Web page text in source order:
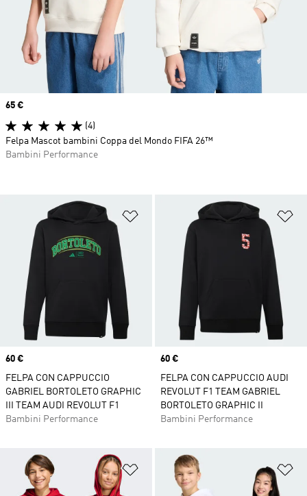
Aggiungi alla lista dei desideri
Price
60 €
FELPA CON CAPPUCCIO
GABRIEL BORTOLETO GRAPHIC
III TEAM AUDI REVOLUT F1
Bambini Performance
Price
60 €
FELPA CON CAPPUCCIO AUDI
REVOLUT F1 TEAM GABRIEL
BORTOLETO GRAPHIC II
Bambini Performance
Aggiungi alla lista dei desideri
Price
65 €
(4)
Felpa Mascot bambini Coppa del Mondo FIFA 26™
Bambini Performance